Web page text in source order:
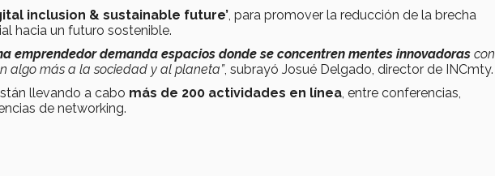
inclusion & sustainable future’ , para promover la reducción de la brecha
hacia un futuro sostenible.
emprendedor demanda espacios donde se concentren mentes innovadoras con
algo más a la sociedad y al planeta”, subrayó Josué Delgado, director de INCmty.
llevando a cabo más de 200 actividades en línea , entre conferencias,
de networking.